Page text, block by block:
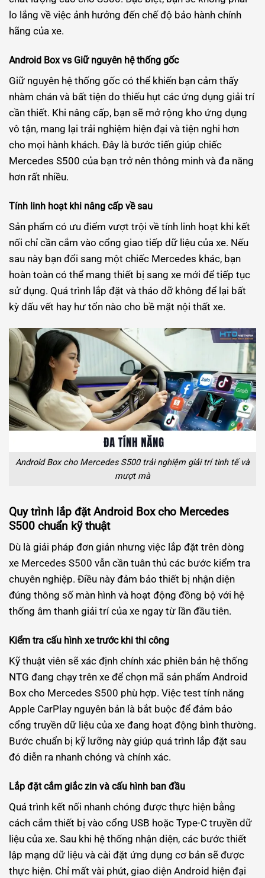
lo lắng về việc ảnh hưởng đến chế độ bảo hành chính
hãng của xe.
Android Box vs Giữ nguyên hệ thống gốc
Giữ nguyên hệ thống gốc có thể khiến bạn cảm thấy
nhàm chán và bất tiện do thiếu hụt các ứng dụng giải trí
cần thiết. Khi nâng cấp, bạn sẽ mở rộng kho ứng dụng
vô tận, mang lại trải nghiệm hiện đại và tiện nghi hơn
cho mọi hành khách. Đây là bước tiến giúp chiếc
Mercedes S500 của bạn trở nên thông minh và đa năng
hơn rất nhiều.
Tính linh hoạt khi nâng cấp về sau
Sản phẩm có ưu điểm vượt trội về tính linh hoạt khi kết
nối chỉ cần cắm vào cổng giao tiếp dữ liệu của xe. Nếu
sau này bạn đổi sang một chiếc Mercedes khác, bạn
hoàn toàn có thể mang thiết bị sang xe mới để tiếp tục
sử dụng. Quá trình lắp đặt và tháo dỡ không để lại bất
kỳ dấu vết hay hư tổn nào cho bề mặt nội thất xe.
Android Box cho Mercedes S500 trải nghiệm giải trí tinh tế và
mượt mà
Quy trình lắp đặt Android Box cho Mercedes
S500 chuẩn kỹ thuật
Dù là giải pháp đơn giản nhưng việc lắp đặt trên dòng
xe Mercedes S500 vẫn cần tuân thủ các bước kiểm tra
chuyên nghiệp. Điều này đảm bảo thiết bị nhận diện
đúng thông số màn hình và hoạt động đồng bộ với hệ
thống âm thanh giải trí của xe ngay từ lần đầu tiên.
Kiểm tra cấu hình xe trước khi thi công
Kỹ thuật viên sẽ xác định chính xác phiên bản hệ thống
NTG đang chạy trên xe để chọn mã sản phẩm Android
Box cho Mercedes S500 phù hợp. Việc test tính năng
Apple CarPlay nguyên bản là bắt buộc để đảm bảo
cổng truyền dữ liệu của xe đang hoạt động bình thường.
Bước chuẩn bị kỹ lưỡng này giúp quá trình lắp đặt sau
đó diễn ra nhanh chóng và chính xác.
Lắp đặt cắm giắc zin và cấu hình ban đầu
Quá trình kết nối nhanh chóng được thực hiện bằng
cách cắm thiết bị vào cổng USB hoặc Type-C truyền dữ
liệu của xe. Sau khi hệ thống nhận diện, các bước thiết
lập mạng dữ liệu và cài đặt ứng dụng cơ bản sẽ được
thực hiện. Chỉ mất vài phút, giao diện Android hiện đại